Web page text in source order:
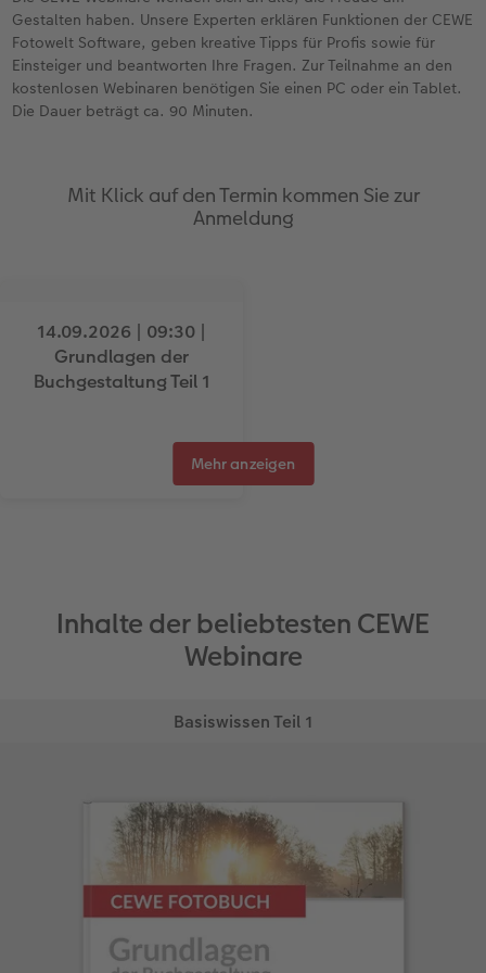
Webinare & VHS
Erste Schritte
Foto-Kochbuch
Bestellwege
Ideen zur Wandgestaltung
CEWE myPhotos
Last Minute Fotos
CEWE myPhotos
Neuheiten
Mehrteilige Sofortfotos
Retro Minis
Faber-Castell
Foto-Geschenkbox
Neuheiten
Papierqualitäten
Weitere Anlässe
CEWE myPhotos
Bestellwege
Inspiration
CEWE myPhotos
Neuheiten
Extras
Einfach & schnell gestaltet
Besondere Geschenkideen
CEWE myPhotos
Gestalten haben. Unsere Experten erklären Funktionen der CEWE
Fotowelt Software, geben kreative Tipps für Profis sowie für
Einsteiger und beantworten Ihre Fragen. Zur Teilnahme an den
kostenlosen Webinaren benötigen Sie einen PC oder ein Tablet.
Die Dauer beträgt ca. 90 Minuten.
Mit Klick auf den Termin kommen Sie zur
Anmeldung
14.09.2026 | 09:30 |
Grundlagen der
Buchgestaltung Teil 1
Mehr anzeigen
Inhalte der beliebtesten CEWE
Webinare
Basiswissen Teil 1
Alle Grundlagen für Einsteiger